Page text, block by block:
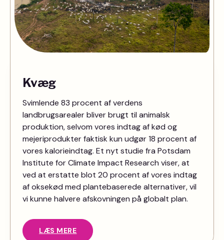
Kvæg
Svimlende 83 procent af verdens
landbrugsarealer bliver brugt til animalsk
produktion, selvom vores indtag af kød og
mejeriprodukter faktisk kun udgør 18 procent af
vores kalorieindtag. Et nyt studie fra Potsdam
Institute for Climate Impact Research viser, at
ved at erstatte blot 20 procent af vores indtag
af oksekød med plantebaserede alternativer, vil
vi kunne halvere afskovningen på globalt plan.
LÆS MERE